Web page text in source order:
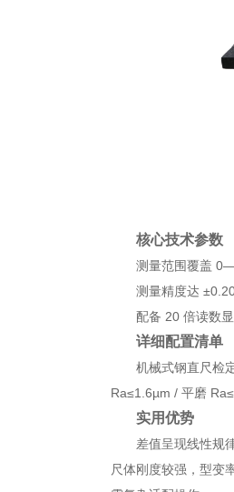
核心技术参数
测量范围覆盖
测量精度达
配备 20 倍读数
详细配置清单
机械式钢直尺检
Ra≤1.6µm / 平磨
实用优势
差值呈现线性规
尺体刚度较强，型变